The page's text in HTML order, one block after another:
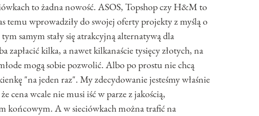
to żadna nowość. ASOS, Topshop czy H&M to
temu wprowadziły do swojej oferty projekty z myślą o
samym stały się atrakcyjną alternatywą dla
zapłacić kilka, a nawet kilkanaście tysięcy złotych, na
mogą sobie pozwolić. Albo po prostu nie chcą
"na jeden raz". My zdecydowanie jesteśmy właśnie
cena wcale nie musi iść w parze z jakością,
końcowym. A w sieciówkach można trafić na